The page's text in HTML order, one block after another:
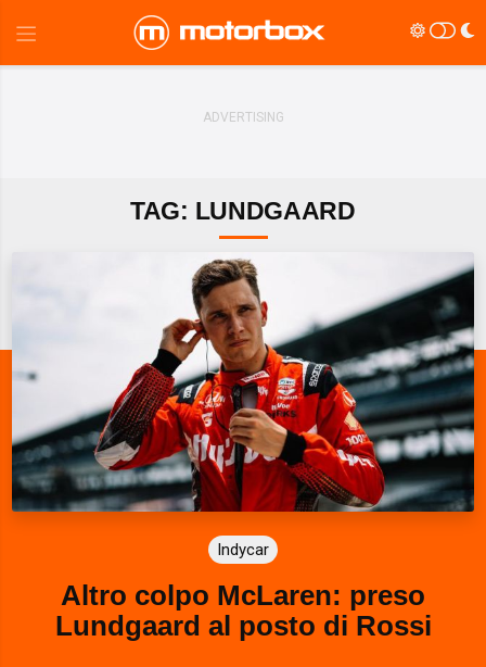
TAG: LUNDGAARD
Indycar
Altro colpo McLaren: preso
Lundgaard al posto di Rossi